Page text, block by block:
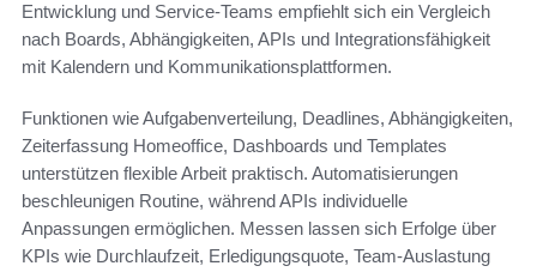
Entwicklung und Service-Teams empfiehlt sich ein Vergleich
nach Boards, Abhängigkeiten, APIs und Integrationsfähigkeit
mit Kalendern und Kommunikationsplattformen.
Funktionen wie Aufgabenverteilung, Deadlines, Abhängigkeiten,
Zeiterfassung Homeoffice, Dashboards und Templates
unterstützen flexible Arbeit praktisch. Automatisierungen
beschleunigen Routine, während APIs individuelle
Anpassungen ermöglichen. Messen lassen sich Erfolge über
KPIs wie Durchlaufzeit, Erledigungsquote, Team-Auslastung